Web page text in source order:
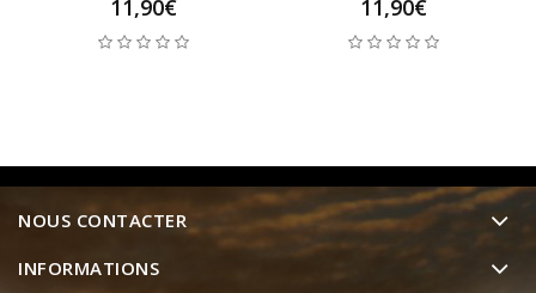
11,90€ 11,90€
NOUS CONTACTER
INFORMATIONS